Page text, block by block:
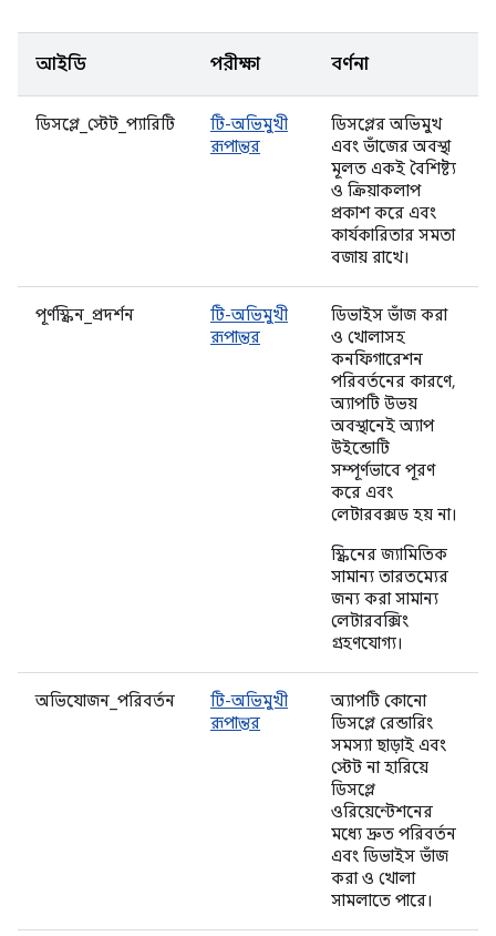
আইডি পরীক্ষা বর্ণনা
ডিসপ্লে_স্টেট_প্যারিটি
টি-অভিমুখী
রূপান্তর
ডিসপ্লের অভিমুখ
এবং ভাঁজের অবস্থা
মূলত একই বৈশিষ্ট্য
ও ক্রিয়াকলাপ
প্রকাশ করে এবং
কার্যকারিতার সমতা
বজায় রাখে।
পূর্ণস্ক্রিন_প্রদর্শন
টি-অভিমুখী
রূপান্তর
ডিভাইস ভাঁজ করা
ও খোলাসহ
কনফিগারেশন
পরিবর্তনের কারণে,
অ্যাপটি উভয়
অবস্থানেই অ্যাপ
উইন্ডোটি
সম্পূর্ণভাবে পূরণ
করে এবং
লেটারবক্সড হয় না।
স্ক্রিনের জ্যামিতিক
সামান্য তারতম্যের
জন্য করা সামান্য
লেটারবক্সিং
গ্রহণযোগ্য।
অভিযোজন_পরিবর্তন
টি-অভিমুখী
রূপান্তর
অ্যাপটি কোনো
ডিসপ্লে রেন্ডারিং
সমস্যা ছাড়াই এবং
স্টেট না হারিয়ে
ডিসপ্লে
ওরিয়েন্টেশনের
মধ্যে দ্রুত পরিবর্তন
এবং ডিভাইস ভাঁজ
করা ও খোলা
সামলাতে পারে।